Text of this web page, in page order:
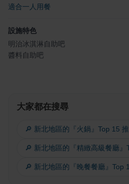
適合一人用餐
設施特色
明治冰淇淋自助吧
醬料自助吧
大家都在搜尋
🔎 新北地區的『火鍋』Top 15 推
🔎 新北地區的『精緻高級餐廳』
🔎 新北地區的『晚餐餐廳』Top